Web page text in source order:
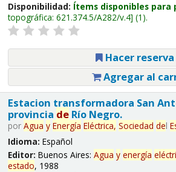
Disponibilidad: Ítems disponibles para
topográfica: 621.374.5/A282/v.4 (1).
Hacer reserva
Agregar al
Estacion transformadora San
provincia deRío Negro.
por Agua y Energía Eléctrica, Sociedad del
Idioma: Español
Editor: Buenos Aires: Agua y energía
estado, 1988